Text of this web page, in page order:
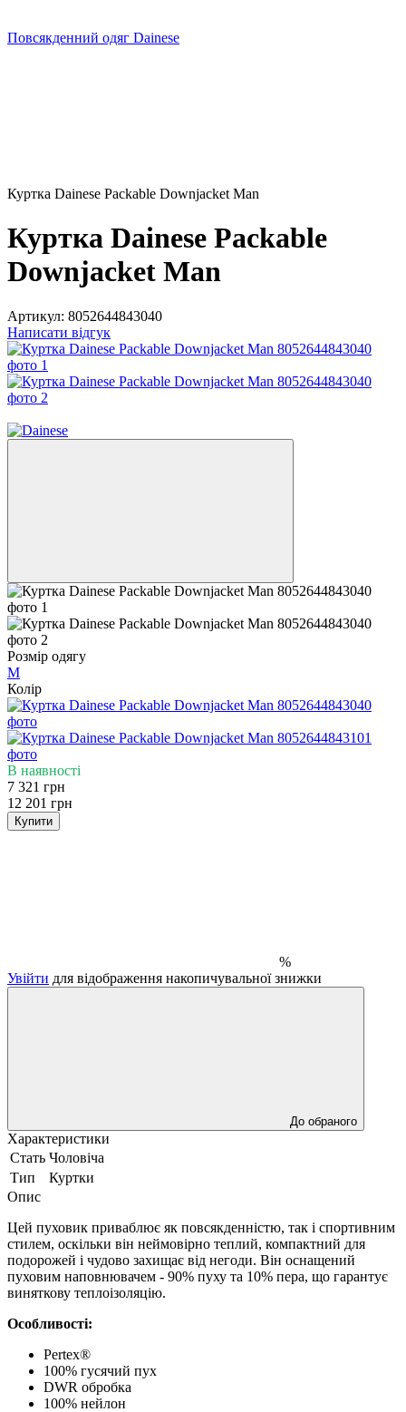
Повсякденний одяг Dainese
Куртка Dainese Packable Downjacket Man
Куртка Dainese Packable
Downjacket Man
Артикул: 8052644843040
Написати відгук
Розмір одягу
M
Колір
В наявності
7 321 грн
12 201 грн
Купити
%
Увійти для відображення накопичувальної знижки
До обраного
Характеристики
Стать Чоловіча
Тип
Куртки
Опис
Цей пуховик приваблює як повсякденністю, так і спортивним
стилем, оскільки він неймовірно теплий, компактний для
подорожей і чудово захищає від негоди. Він оснащений
пуховим наповнювачем - 90% пуху та 10% пера, що гарантує
виняткову теплоізоляцію.
Особливості:
Pertex®
100% гусячий пух
DWR обробка
100% нейлон